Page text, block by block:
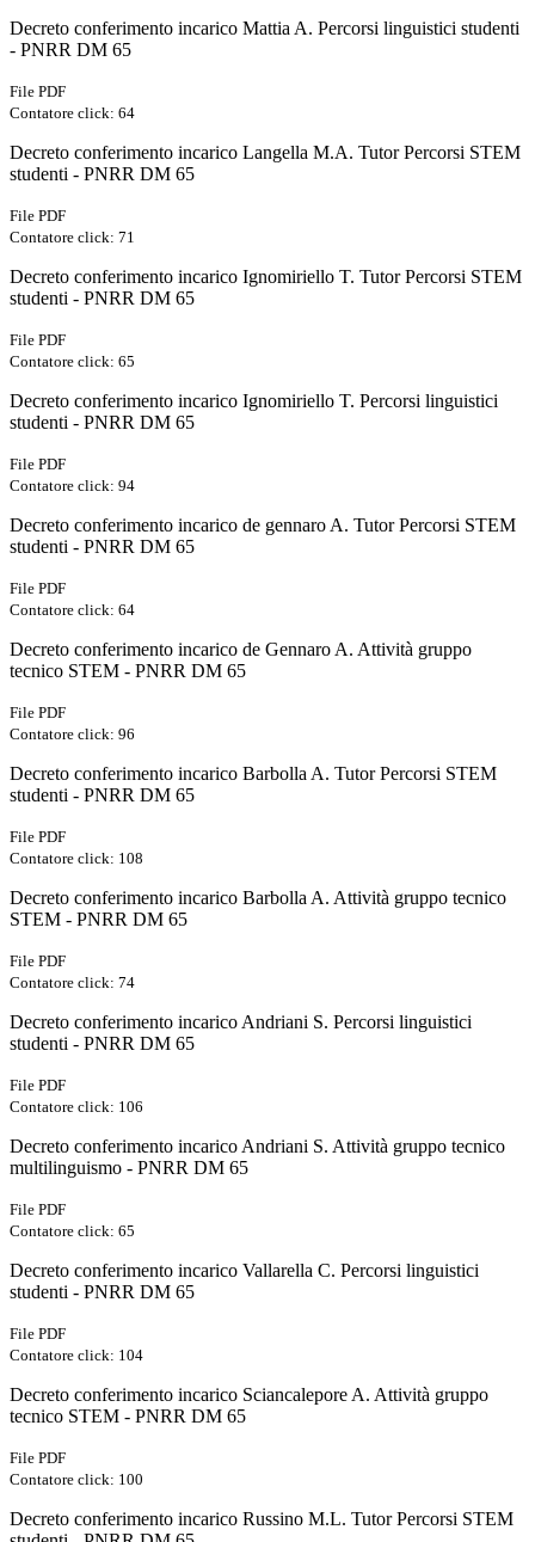
Decreto conferimento incarico Mattia A. Percorsi linguistici studenti
- PNRR DM 65
File PDF
Contatore click: 64
Decreto conferimento incarico Langella M.A. Tutor Percorsi STEM
studenti - PNRR DM 65
File PDF
Contatore click: 71
Decreto conferimento incarico Ignomiriello T. Tutor Percorsi STEM
studenti - PNRR DM 65
File PDF
Contatore click: 65
Decreto conferimento incarico Ignomiriello T. Percorsi linguistici
studenti - PNRR DM 65
File PDF
Contatore click: 94
Decreto conferimento incarico de gennaro A. Tutor Percorsi STEM
studenti - PNRR DM 65
File PDF
Contatore click: 64
Decreto conferimento incarico de Gennaro A. Attività gruppo
tecnico STEM - PNRR DM 65
File PDF
Contatore click: 96
Decreto conferimento incarico Barbolla A. Tutor Percorsi STEM
studenti - PNRR DM 65
File PDF
Contatore click: 108
Decreto conferimento incarico Barbolla A. Attività gruppo tecnico
STEM - PNRR DM 65
File PDF
Contatore click: 74
Decreto conferimento incarico Andriani S. Percorsi linguistici
studenti - PNRR DM 65
File PDF
Contatore click: 106
Decreto conferimento incarico Andriani S. Attività gruppo tecnico
multilinguismo - PNRR DM 65
File PDF
Contatore click: 65
Decreto conferimento incarico Vallarella C. Percorsi linguistici
studenti - PNRR DM 65
File PDF
Contatore click: 104
Decreto conferimento incarico Sciancalepore A. Attività gruppo
tecnico STEM - PNRR DM 65
File PDF
Contatore click: 100
Decreto conferimento incarico Russino M.L. Tutor Percorsi STEM